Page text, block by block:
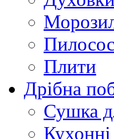
Плити
Дрібна
Сушка